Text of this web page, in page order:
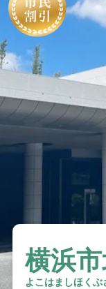
横浜
よこはましほくぶ